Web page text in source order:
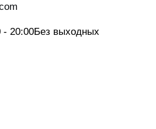
- 20:00Без выходных